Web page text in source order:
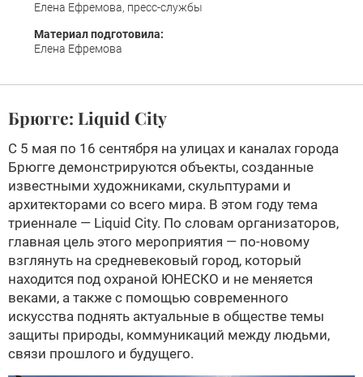
Елена Ефремова, пресс-службы
Материал подготовила:
Елена Ефремова
Брюгге: Liquid City
С 5 мая по 16 сентября на улицах и каналах города
Брюгге демонстрируются объекты, созданные
известными художниками, скульптурами и
архитекторами со всего мира. В этом году тема
триеннале — Liquid City. По словам организаторов,
главная цель этого мероприятия — по-новому
взглянуть на средневековый город, который
находится под охраной ЮНЕСКО и не меняется
веками, а также с помощью современного
искусства поднять актуальные в обществе темы
защиты природы, коммуникаций между людьми,
связи прошлого и будущего.